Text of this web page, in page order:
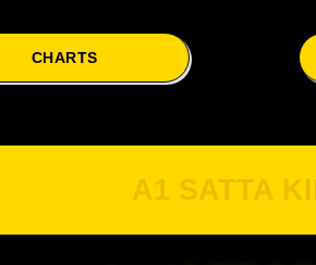
CHARTS
A1 SATTA